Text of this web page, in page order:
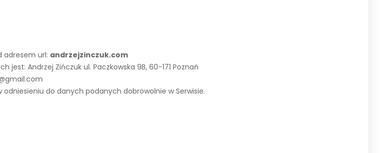
adresem url: andrzejzinczuk.com
Andrzej Zińczuk ul. Paczkowska 9B, 60-171 Poznań
do danych podanych dobrowolnie w Serwisie.